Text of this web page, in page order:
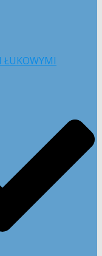
ŁUKOWYMI